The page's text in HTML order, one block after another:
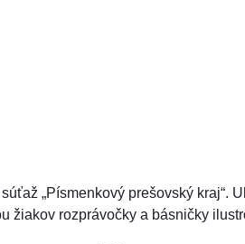
„Písmenkový prešovský kraj“.
žiakov rozprávočky a básničky